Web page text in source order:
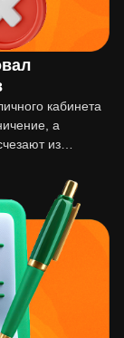
кабинета
а
из